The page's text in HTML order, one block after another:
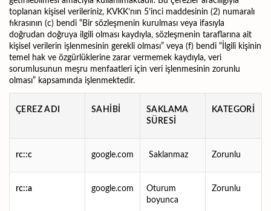
toplanan kişisel verileriniz, KVKK’nın 5’inci maddesinin (2) numaralı
fıkrasının (c) bendi “Bir sözleşmenin kurulması veya ifasıyla
doğrudan doğruya ilgili olması kaydıyla, sözleşmenin taraflarına ait
kişisel verilerin işlenmesinin gerekli olması” veya (f) bendi “İlgili kişinin
temel hak ve özgürlüklerine zarar vermemek kaydıyla, veri
sorumlusunun meşru menfaatleri için veri işlenmesinin zorunlu
olması” kapsamında işlenmektedir.
ÇEREZ ADI SAHİBİ
SAKLAMA
SÜRESİ
KATEGORİ
rc::c google.com Saklanmaz Zorunlu
rc::a google.com
Oturum
boyunca
Zorunlu